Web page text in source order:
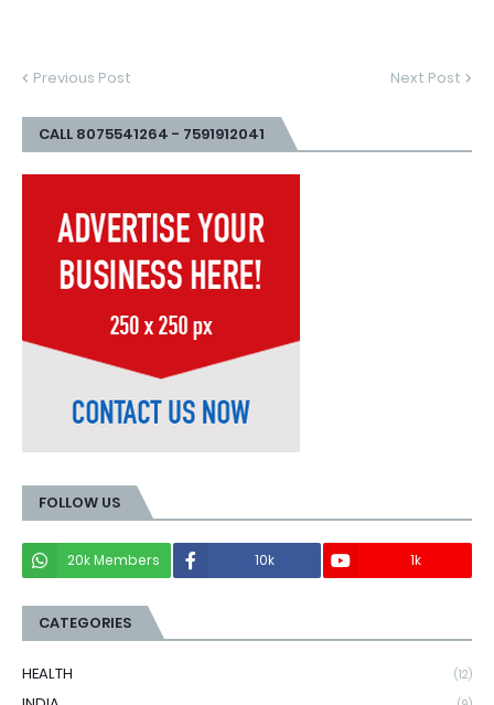
Previous Post Next Post
CALL 8075541264 - 7591912041
FOLLOW US
20k Members 10k 1k
CATEGORIES
HEALTH (12)